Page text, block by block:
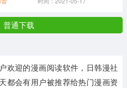
其它应用
普通下载
欢迎的漫画阅读软件，日韩漫社
都会有用户被推荐给热门漫画资